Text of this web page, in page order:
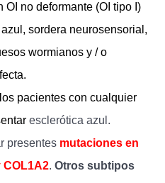
OI no deformante (OI tipo I)
sordera neurosensorial,
wormianos y / o
pacientes con cualquier
esclerótica azul.
presentes mutaciones en
COL1A2. Otros subtipos